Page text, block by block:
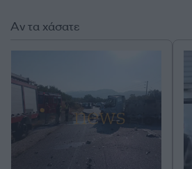
Αν τα χάσατε